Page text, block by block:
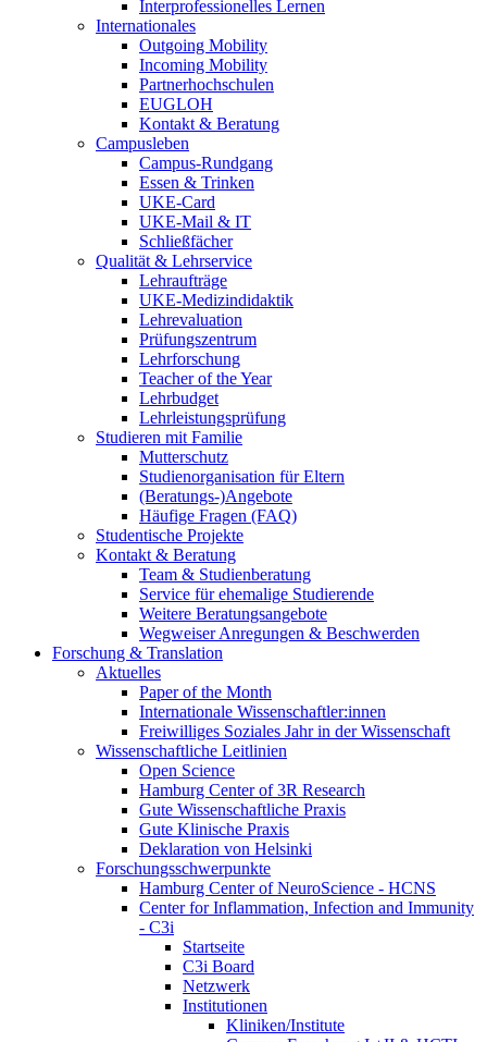
Interprofessionelles Lernen
Internationales
Outgoing Mobility
Incoming Mobility
Partnerhochschulen
EUGLOH
Kontakt & Beratung
Campusleben
Campus-Rundgang
Essen & Trinken
UKE-Card
UKE-Mail & IT
Schließfächer
Qualität & Lehrservice
Lehraufträge
UKE-Medizindidaktik
Lehrevaluation
Prüfungszentrum
Lehrforschung
Teacher of the Year
Lehrbudget
Lehrleistungsprüfung
Studieren mit Familie
Mutterschutz
Studienorganisation für Eltern
(Beratungs-)Angebote
Häufige Fragen (FAQ)
Studentische Projekte
Kontakt & Beratung
Team & Studienberatung
Service für ehemalige Studierende
Weitere Beratungsangebote
Wegweiser Anregungen & Beschwerden
Forschung & Translation
Aktuelles
Paper of the Month
Internationale Wissenschaftler:innen
Freiwilliges Soziales Jahr in der Wissenschaft
Wissenschaftliche Leitlinien
Open Science
Hamburg Center of 3R Research
Gute Wissenschaftliche Praxis
Gute Klinische Praxis
Deklaration von Helsinki
Forschungsschwerpunkte
Hamburg Center of NeuroScience - HCNS
Center for Inflammation, Infection and Immunity
- C3i
Startseite
C3i Board
Netzwerk
Institutionen
Kliniken/Institute